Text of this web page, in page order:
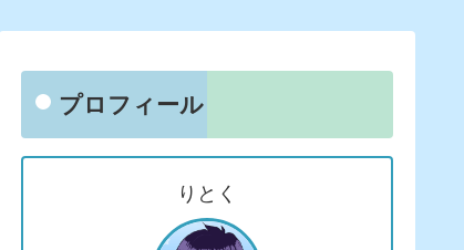
プロフィール
りとく